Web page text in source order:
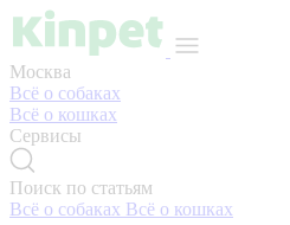
Москва
Всё о собаках
Всё о кошках
Сервисы
Поиск по статьям
Всё о собаках Всё о кошках